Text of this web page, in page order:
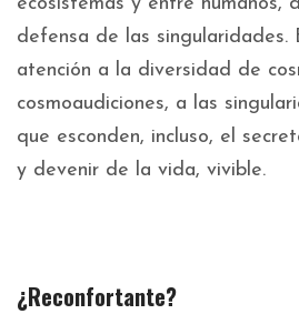
defensa de las singularidades.
atención a la diversidad de
cosmoaudiciones, a las
que esconden, incluso, el
y devenir de la vida, vivible.
¿Reconfortante?